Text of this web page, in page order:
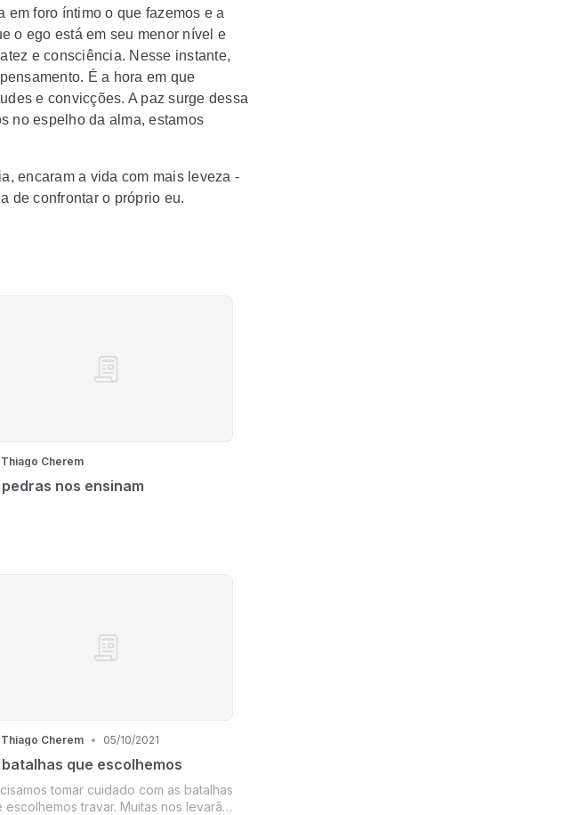
em foro íntimo o que fazemos e a
o ego está em seu menor nível e
e consciência. Nesse instante,
É a hora em que
e convicções. A paz surge dessa
no espelho da alma, estamos
encaram a vida com mais leveza -
de confrontar o próprio eu.
Thiago Cherem
nos ensinam
Thiago Cherem • 05/10/2021
que escolhemos
tomar cuidado com as batalhas
escolhemos travar. Muitas nos levarão